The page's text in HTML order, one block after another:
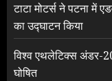
टाटा मोटर्स ने पटना में
का उद्घाटन किया
विश्व एथलेटिक्स अंडर-
घोषित